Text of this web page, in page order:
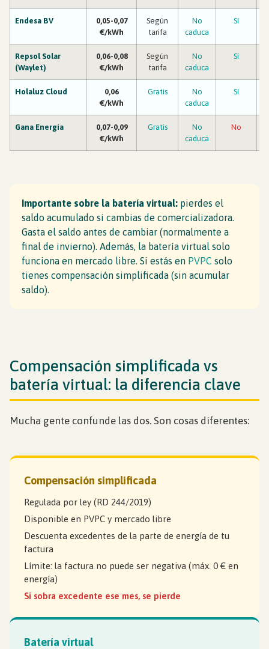
Endesa BV
0,05-0,07
€/kWh
Según
tarifa
No
caduca
Sí
Repsol Solar
(Waylet)
0,06-0,08
€/kWh
Según
tarifa
No
caduca
Sí
Holaluz Cloud
0,06
€/kWh
Gratis
No
caduca
Sí
Gana Energía
0,07-0,09
€/kWh
Gratis
No
caduca
No
Importante sobre la batería virtual: pierdes el
saldo acumulado si cambias de comercializadora.
Gasta el saldo antes de cambiar (normalmente a
final de invierno). Además, la batería virtual solo
funciona en mercado libre. Si estás en PVPC solo
tienes compensación simplificada (sin acumular
saldo).
Compensación simplificada vs
batería virtual: la diferencia clave
Mucha gente confunde las dos. Son cosas diferentes:
Compensación simplificada
Regulada por ley (RD 244/2019)
Disponible en PVPC y mercado libre
Descuenta excedentes de la parte de energía de tu
factura
Límite: la factura no puede ser negativa (máx. 0 € en
energía)
Si sobra excedente ese mes, se pierde
Batería virtual